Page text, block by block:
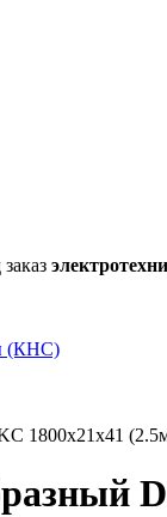
(КНС)
1800х21х41